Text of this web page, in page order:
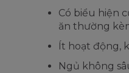
Có biểu hiện
ăn thường
Ít hoạt động,
Ngủ không